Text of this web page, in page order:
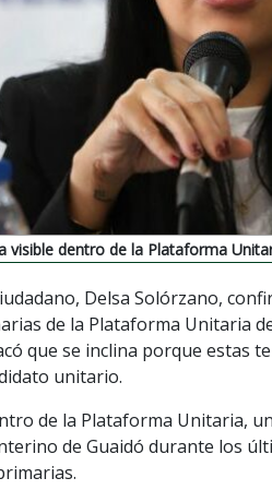
visible dentro de la Plataforma
Delsa Solórzano,
de la Plataforma Unitaria
que se inclina porque estas
unitario.
de la Plataforma Unitaria,
de Guaidó durante los